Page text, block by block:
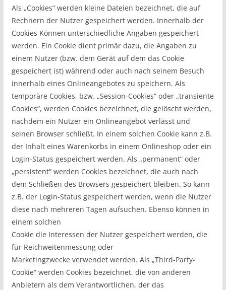
Als „Cookies“ werden kleine Dateien bezeichnet, die auf
Rechnern der Nutzer gespeichert werden. Innerhalb der
Cookies Können unterschiedliche Angaben gespeichert
werden. Ein Cookie dient primär dazu, die Angaben zu
einem Nutzer (bzw. dem Gerät auf dem das Cookie
gespeichert ist) während oder auch nach seinem Besuch
innerhalb eines Onlineangebotes zu speichern. Als
temporäre Cookies, bzw. „Session-Cookies“ oder „transiente
Cookies“, werden Cookies bezeichnet, die gelöscht werden,
nachdem ein Nutzer ein Onlineangebot verlässt und
seinen Browser schließt. In einem solchen Cookie kann z.B.
der Inhalt eines Warenkorbs in einem Onlineshop oder ein
Login-Status gespeichert werden. Als „permanent“ oder
„persistent“ werden Cookies bezeichnet, die auch nach
dem Schließen des Browsers gespeichert bleiben. So kann
z.B. der Login-Status gespeichert werden, wenn die Nutzer
diese nach mehreren Tagen aufsuchen. Ebenso können in
einem solchen
Cookie die Interessen der Nutzer gespeichert werden, die
für Reichweitenmessung oder
Marketingzwecke verwendet werden. Als „Third-Party-
Cookie“ werden Cookies bezeichnet, die von anderen
Anbietern als dem Verantwortlichen, der das